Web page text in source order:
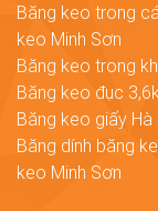
Băng keo trong
keo Minh Sơn
Băng keo trong
Băng keo đục
Băng keo giấy Hà
Băng dính băng
keo Minh Sơn